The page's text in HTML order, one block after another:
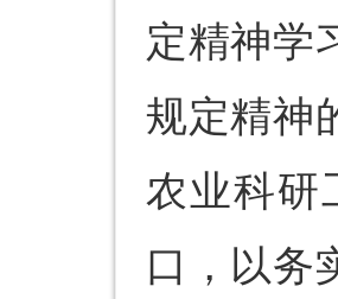
定精神学
规定精神
农业科研
口，以务